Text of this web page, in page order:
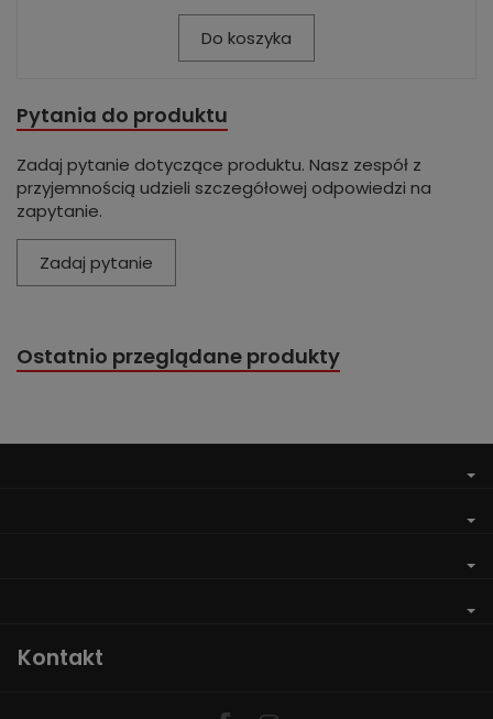
Do koszyka
Pytania do produktu
Zadaj pytanie dotyczące produktu. Nasz zespół z
przyjemnością udzieli szczegółowej odpowiedzi na
zapytanie.
Zadaj pytanie
Ostatnio przeglądane produkty
Kontakt